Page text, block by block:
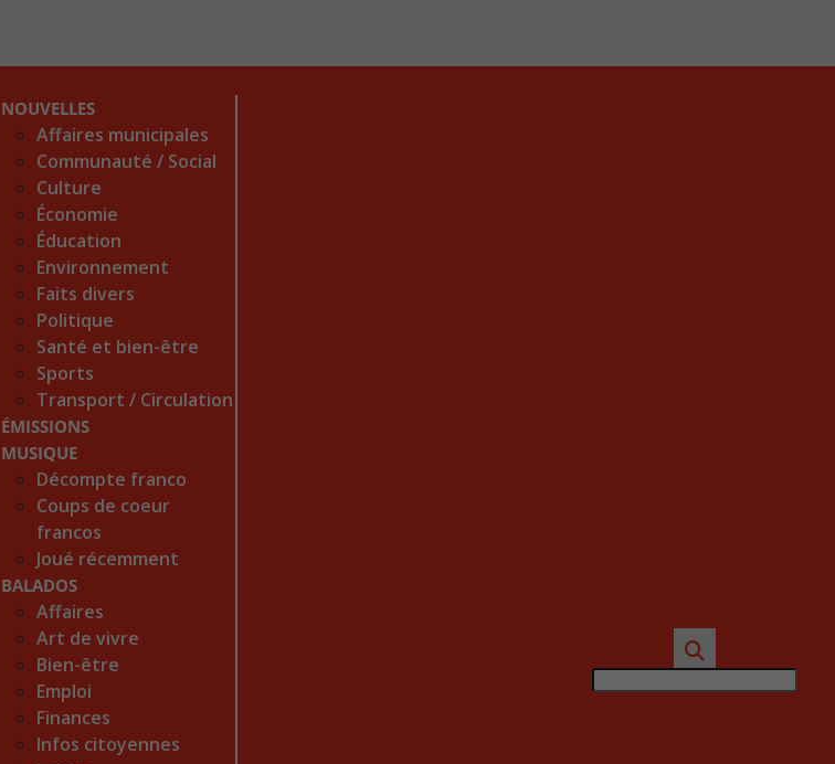
NOUVELLES
Affaires municipales
Communauté / Social
Culture
Économie
Éducation
Environnement
Faits divers
Politique
Santé et bien-être
Sports
Transport / Circulation
ÉMISSIONS
MUSIQUE
Décompte franco
Coups de coeur
francos
Joué récemment
BALADOS
Affaires
Art de vivre
Bien-être
Emploi
Finances
Infos citoyennes